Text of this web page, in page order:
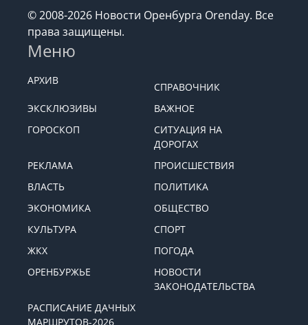
© 2008-2026 Новости Оренбурга Orenday. Все
права защищены.
Меню
АРХИВ
СПРАВОЧНИК
ЭКСКЛЮЗИВЫ
ВАЖНОЕ
ГОРОСКОП
СИТУАЦИЯ НА
ДОРОГАХ
РЕКЛАМА
ПРОИСШЕСТВИЯ
ВЛАСТЬ
ПОЛИТИКА
ЭКОНОМИКА
ОБЩЕСТВО
КУЛЬТУРА
СПОРТ
ЖКХ
ПОГОДА
ОРЕНБУРЖЬЕ
НОВОСТИ
ЗАКОНОДАТЕЛЬСТВА
РАСПИСАНИЕ ДАЧНЫХ
МАРШРУТОВ-2026